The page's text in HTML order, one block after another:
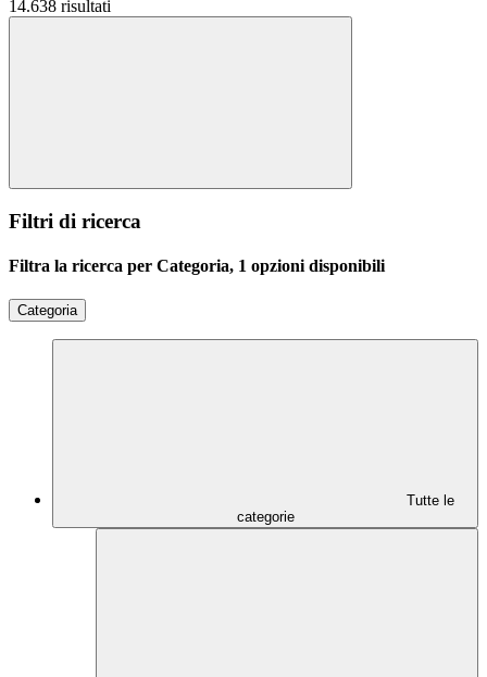
14.638 risultati
Filtri di ricerca
Filtra la ricerca per Categoria, 1 opzioni disponibili
Categoria
Tutte le
categorie